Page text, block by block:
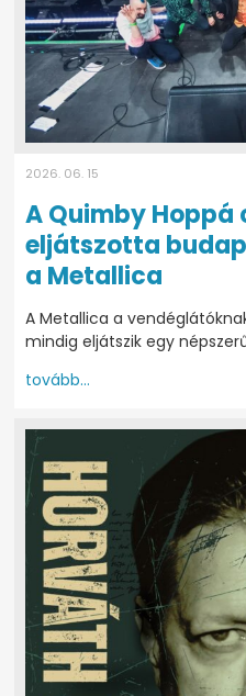
2026. 06. 15
A Quimby Hoppá
eljátszotta
a Metallica
A Metallica a
mindig eljátszik egy
tovább...